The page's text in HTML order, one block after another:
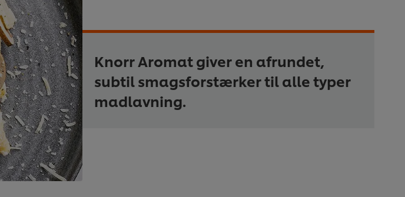
Knorr Aromat giver en afrundet,
subtil smagsforstærker til alle typer
madlavning.